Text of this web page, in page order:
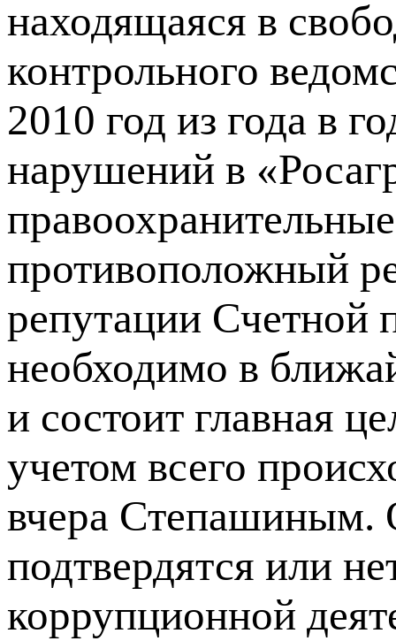
находящаяся в
контрольного
2010 год из года в
нарушений в
противоположный
репутации Счетной
необходимо в
и состоит главная
учетом всего
вчера Степашиным.
подтвердятся или
коррупционной